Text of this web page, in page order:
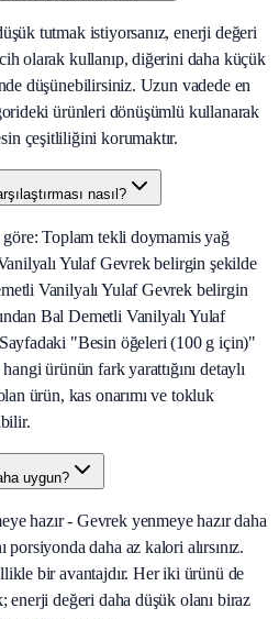
tutmak istiyorsanız, enerji değeri
olarak kullanıp, diğerini daha küçük
düşünebilirsiniz. Uzun vadede en
ürünleri dönüşümlü kullanarak
çeşitliliğini korumaktır.
nasıl?
göre: Toplam tekli doymamis yağ
Yulaf Gevrek belirgin şekilde
Vanilyalı Yulaf Gevrek belirgin
Bal Demetli Vanilyalı Yulaf
"Besin öğeleri (100 g için)"
ürünün fark yarattığını detaylı
ürün, kas onarımı ve tokluk
uygun?
hazır - Gevrek yenmeye hazır daha
daha az kalori alırsınız.
bir avantajdır. Her iki ürünü de
değeri daha düşük olanı biraz